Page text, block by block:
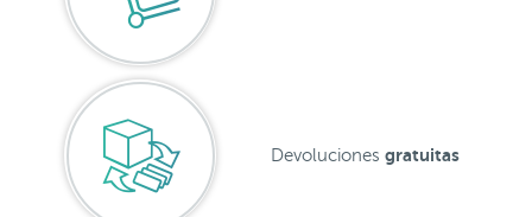
Devoluciones gratuitas